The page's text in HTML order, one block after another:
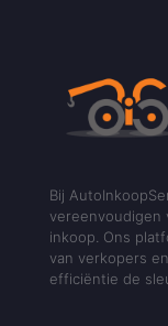
Bij
vereenvoudigen
inkoop. Ons
van verkopers
efficiëntie de